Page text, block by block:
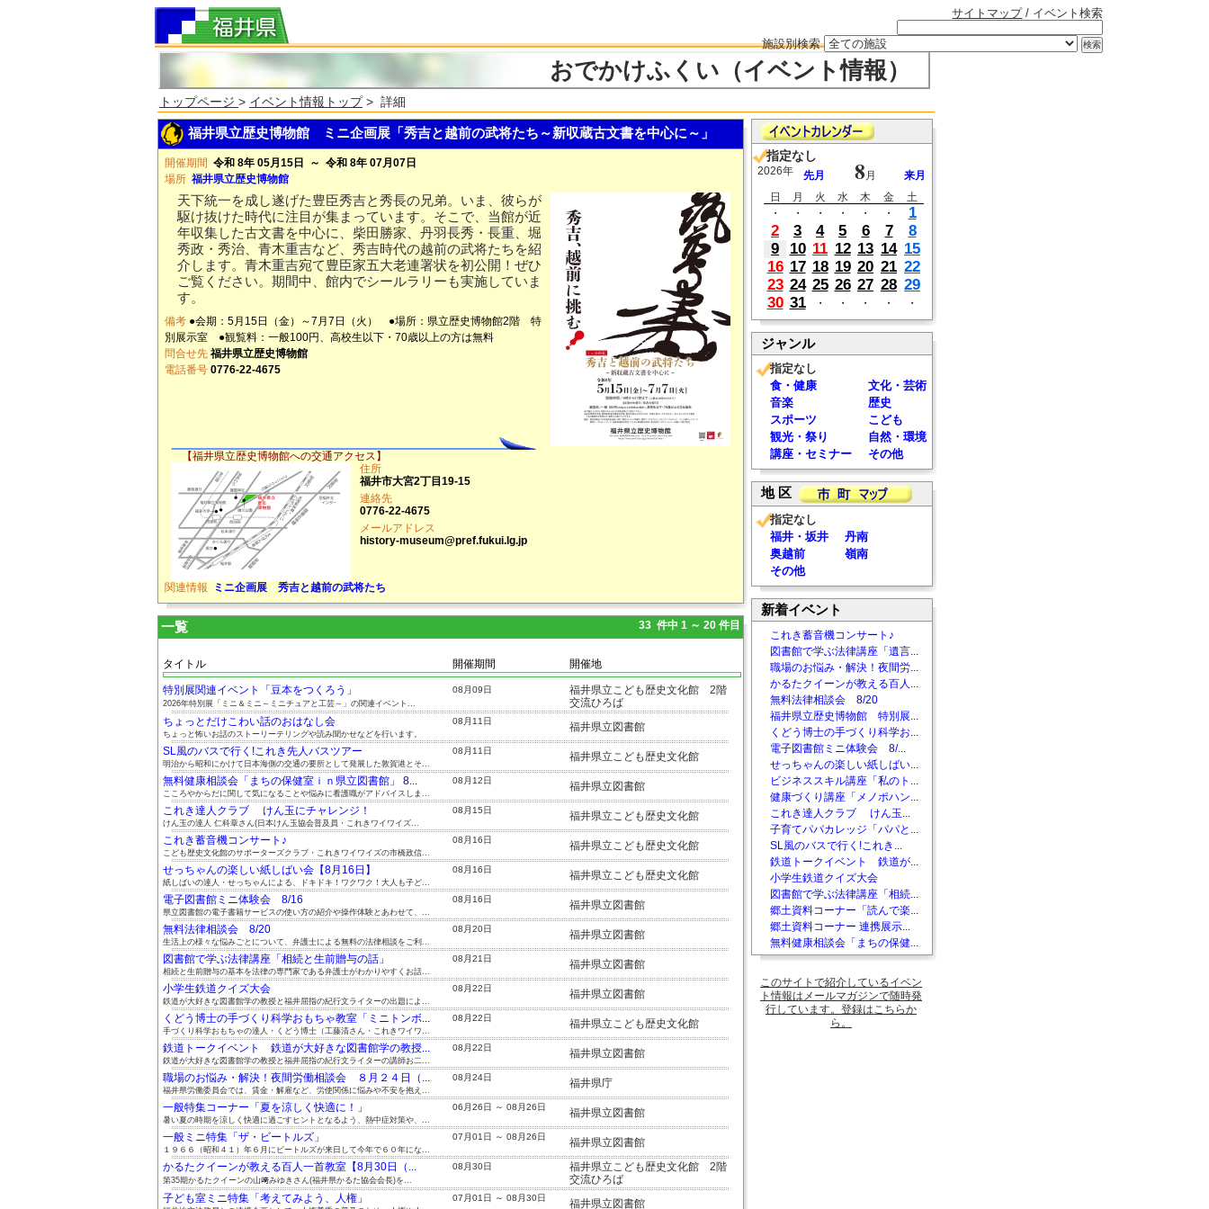
サイトマップ/ イベント検索
施設別検索
おでかけふくい（イベント情報）
トップページ > イベント情報トップ> 詳細
福井県立歴史博物館 ミニ企画展「秀吉と越前の武将たち～新収蔵古文書を中心に～」
開催期間 令和 8年 05月15日 ～ 令和 8年 07月07日
場所 福井県立歴史博物館
天下統一を成し遂げた豊臣秀吉と秀長の兄弟。いま、彼らが
駆け抜けた時代に注目が集まっています。そこで、当館が近
年収集した古文書を中心に、柴田勝家、丹羽長秀・長重、堀
秀政・秀治、青木重吉など、秀吉時代の越前の武将たちを紹
介します。青木重吉宛て豊臣家五大老連署状を初公開！ぜひ
ご覧ください。期間中、館内でシールラリーも実施していま
す。
備考 ●会期：5月15日（金）～7月7日（火） ●場所：県立歴史博物館2階 特
別展示室 ●観覧料：一般100円、高校生以下・70歳以上の方は無料
問合せ先 福井県立歴史博物館
電話番号 0776-22-4675
【福井県立歴史博物館への交通アクセス】
住所
福井市大宮2丁目19-15
連絡先
0776-22-4675
メールアドレス
history-museum@pref.fukui.lg.jp
関連情報 ミニ企画展 秀吉と越前の武将たち
一覧 33 件中 1 ～ 20 件目
タイトル 開催期間 開催地
特別展関連イベント「豆本をつくろう」 08月09日
福井県立こども歴史文化館 2階
交流ひろば
2026年特別展「ミニ＆ミニ～ミニチュアと工芸～」の関連イベント...
ちょっとだけこわい話のおはなし会 08月11日 福井県立図書館
ちょっと怖いお話のストーリーテリングや読み聞かせなどを行います。
SL風のバスで行く!これき先人バスツアー 08月11日 福井県立こども歴史文化館
明治から昭和にかけて日本海側の交通の要所として発展した敦賀港とそ...
無料健康相談会「まちの保健室ｉｎ県立図書館」 8... 08月12日 福井県立図書館
こころやからだに関して気になることや悩みに看護職がアドバイスしま...
これき達人クラブ けん玉にチャレンジ！ 08月15日 福井県立こども歴史文化館
けん玉の達人 仁科章さん(日本けん玉協会普及員・これきワイワイズ...
これき蓄音機コンサート♪ 08月16日 福井県立こども歴史文化館
こども歴史文化館のサポーターズクラブ・これきワイワイズの市橋政信...
せっちゃんの楽しい紙しばい会【8月16日】 08月16日 福井県立こども歴史文化館
紙しばいの達人・せっちゃんによる、ドキドキ！ワクワク！大人も子ど...
電子図書館ミニ体験会 8/16 08月16日 福井県立図書館
県立図書館の電子書籍サービスの使い方の紹介や操作体験とあわせて、...
無料法律相談会 8/20 08月20日 福井県立図書館
生活上の様々な悩みごとについて、弁護士による無料の法律相談をご利...
図書館で学ぶ法律講座「相続と生前贈与の話」 08月21日 福井県立図書館
相続と生前贈与の基本を法律の専門家である弁護士がわかりやすくお話...
小学生鉄道クイズ大会 08月22日 福井県立図書館
鉄道が大好きな図書館学の教授と福井屈指の紀行文ライターの出題によ...
くどう博士の手づくり科学おもちゃ教室「ミニトンボ... 08月22日 福井県立こども歴史文化館
手づくり科学おもちゃの達人・くどう博士（工藤清さん・これきワイワ...
鉄道トークイベント 鉄道が大好きな図書館学の教授... 08月22日 福井県立図書館
鉄道が大好きな図書館学の教授と福井屈指の紀行文ライターの講師お二...
職場のお悩み・解決！夜間労働相談会 ８月２４日（... 08月24日 福井県庁
福井県労働委員会では、賃金・解雇など、労使関係に悩みや不安を抱え...
一般特集コーナー「夏を涼しく快適に！」 06月26日 ～ 08月26日 福井県立図書館
暑い夏の時期を涼しく快適に過ごすヒントとなるよう、熱中症対策や、...
一般ミニ特集「ザ・ビートルズ」 07月01日 ～ 08月26日 福井県立図書館
１９６６（昭和４１）年６月にビートルズが来日して今年で６０年にな...
かるたクイーンが教える百人一首教室【8月30日（... 08月30日
福井県立こども歴史文化館 2階
交流ひろば
第35期かるたクイーンの山﨑みゆきさん(福井県かるた協会会長)を...
子ども室ミニ特集「考えてみよう、人権」 07月01日 ～ 08月30日 福井県立図書館
指定なし
2026年 先月 8 月
来月
日
月 火 水 木 金
土
・
・ ・ ・ ・ ・
1
2
3 4 5 6 7
8
9
10 11 12 13 14 15
16 17 18 19 20 21 22
23 24 25 26 27 28 29
30 31 ・ ・ ・ ・ ・
ジャンル
指定なし
食・健康
文化・芸術
音楽
歴史
スポーツ
こども
観光・祭り
自然・環境
講座・セミナー
その他
地 区
指定なし
福井・坂井
丹南
奥越前
嶺南
その他
新着イベント
これき蓄音機コンサート♪
図書館で学ぶ法律講座「遺言...
職場のお悩み・解決！夜間労...
かるたクイーンが教える百人...
無料法律相談会 8/20
福井県立歴史博物館 特別展...
くどう博士の手づくり科学お...
電子図書館ミニ体験会 8/...
せっちゃんの楽しい紙しばい...
ビジネススキル講座「私のト...
健康づくり講座「メノポハン...
これき達人クラブ けん玉...
子育てパパカレッジ「パパと...
SL風のバスで行く!これき...
鉄道トークイベント 鉄道が...
小学生鉄道クイズ大会
図書館で学ぶ法律講座「相続...
郷土資料コーナー「読んで楽...
郷土資料コーナー 連携展示...
無料健康相談会「まちの保健...
このサイトで紹介しているイベン
ト情報はメールマガジンで随時発
行しています。登録はこちらか
ら。